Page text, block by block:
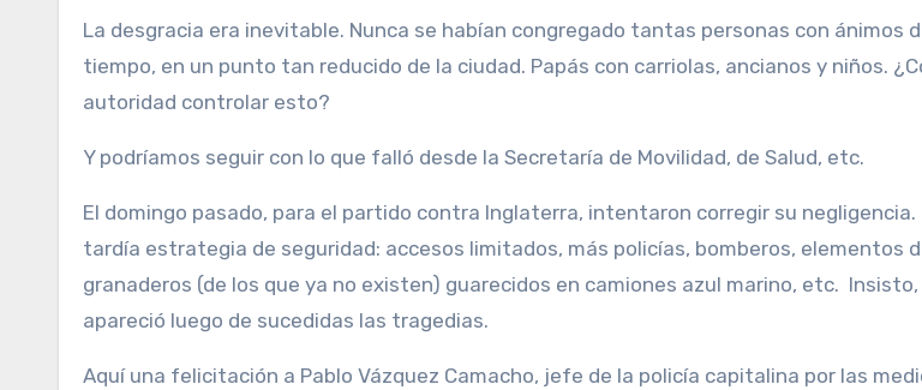
La desgracia era inevitable. Nunca se habían congregado tantas personas con ánimos
tiempo, en un punto tan reducido de la ciudad. Papás con carriolas, ancianos y niños.
autoridad controlar esto?
Y podríamos seguir con lo que falló desde la Secretaría de Movilidad, de Salud, etc.
El domingo pasado, para el partido contra Inglaterra, intentaron corregir su
tardía estrategia de seguridad: accesos limitados, más policías, bomberos, elementos
granaderos (de los que ya no existen) guarecidos en camiones azul marino, etc.
apareció luego de sucedidas las tragedias.
Aquí una felicitación a Pablo Vázquez Camacho, jefe de la policía capitalina por las